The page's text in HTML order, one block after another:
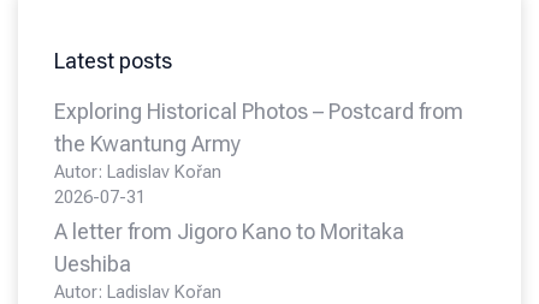
Latest posts
Exploring Historical Photos – Postcard from
the Kwantung Army
Autor: Ladislav Kořan
2026-07-31
A letter from Jigoro Kano to Moritaka
Ueshiba
Autor: Ladislav Kořan